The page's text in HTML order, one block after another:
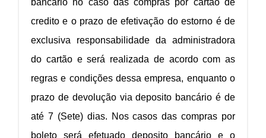
bancário no caso das compras por cartão de
credito e o prazo de efetivação do estorno é de
exclusiva responsabilidade da administradora
do cartão e será realizada de acordo com as
regras e condições dessa empresa, enquanto o
prazo de devolução via deposito bancário é de
até 7 (Sete) dias. Nos casos das compras por
boleto será efetuado deposito bancário e o